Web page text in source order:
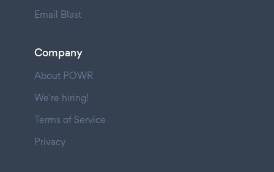
Email Blast
Company
About POWR
We're hiring!
Terms of Service
Privacy